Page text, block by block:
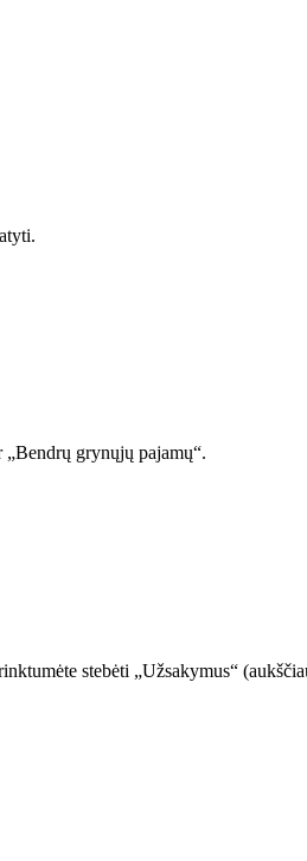
grynųjų pajamų“.
stebėti „Užsakymus“